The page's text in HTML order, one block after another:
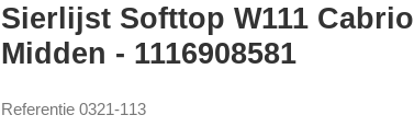
Sierlijst Softtop W111 Cabrio
Midden - 1116908581
Referentie 0321-113